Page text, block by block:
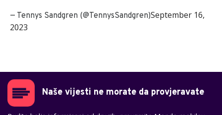
— Tennys Sandgren (@TennysSandgren)September 16,
2023
Naše vijesti ne morate da provjeravate